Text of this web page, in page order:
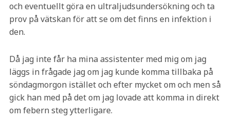
och eventuellt göra en ultraljudsundersökning och ta
prov på vätskan för att se om det finns en infektion i
den.
Då jag inte får ha mina assistenter med mig om jag
läggs in frågade jag om jag kunde komma tillbaka på
söndagmorgon istället och efter mycket om och men så
gick han med på det om jag lovade att komma in direkt
om febern steg ytterligare.